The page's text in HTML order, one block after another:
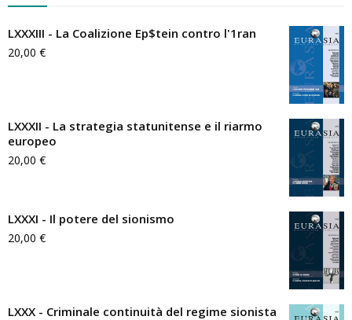
LXXXIII - La Coalizione Ep$tein contro l'1ran
20,00 €
LXXXII - La strategia statunitense e il riarmo
europeo
20,00 €
LXXXI - Il potere del sionismo
20,00 €
LXXX - Criminale continuità del regime sionista